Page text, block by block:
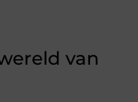
van